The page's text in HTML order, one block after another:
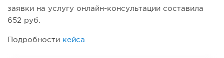
заявки на услугу онлайн-консультации составила
652 руб.
Подробности кейса